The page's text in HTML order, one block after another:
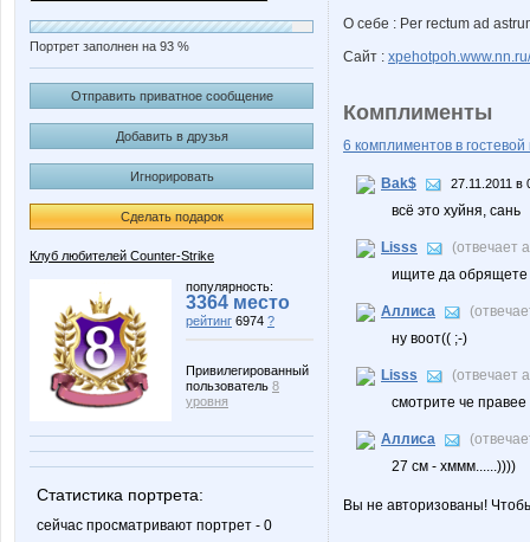
Портрет заполнен на 93 %
Отправить приватное сообщение
Добавить в друзья
Игнорировать
Сделать подарок
Клуб любителей Counter-Strike
популярность:
3364 место
рейтинг 6974 ?
Привилегированный
пользователь 8
уровня
Статистика портрета:
сейчас просматривают портрет - 0
О себе : Per rectum ad
Сайт : xpehotpoh.www.nn.ru/
Комплименты
6 комплиментов в гостевой
Bak$ 27.11.2011 в
всё это хуйня, сань
Lisss
(отвечает
ищите да обрящете
Аллиса
ну воот(( ;-)
Lisss
(отвечает
смотрите че
Аллиса
27 см - хммм......))))
Вы не авторизованы!